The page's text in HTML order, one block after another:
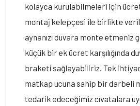
kolayca kurulabilmeleri için
montaj kelepçesi ile birlikte
aynanızı duvara monte etmeniz
küçük bir ek ücret karşılığında
braketi sağlayabiliriz. Tek
matkap ucuna sahip bir darbeli
tedarik edeceğimiz cıvatalara